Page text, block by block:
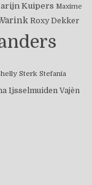
Kuipers Maxime
Roxy Dekker
Sterk Stefania
Ijsselmuiden Vajèn